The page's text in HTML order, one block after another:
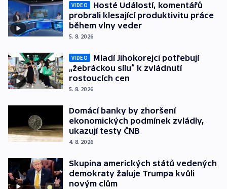
VIDEO
Hosté Událostí, komentářů
probrali klesající produktivitu práce
během vlny veder
5. 8. 2026
VIDEO
Mladí Jihokorejci potřebují
„žebráckou sílu“ k zvládnutí
rostoucích cen
5. 8. 2026
Domácí banky by zhoršení
ekonomických podmínek zvládly,
ukazují testy ČNB
4. 8. 2026
Skupina amerických států vedených
demokraty žaluje Trumpa kvůli
novým clům